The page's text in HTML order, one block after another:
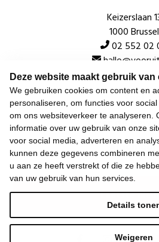
Deze website maakt gebruik
We gebruiken cookies om content en
personaliseren, om functies voor
om ons websiteverkeer te analyseren.
informatie over uw gebruik van onze
voor social media, adverteren en
kunnen deze gegevens combineren
u aan ze heeft verstrekt of die ze
van uw gebruik van hun services.
Weigeren
Details
Keizerslaan
1000 Brussel
02 552 02
Snel
Over de
Algemeen
Laatste